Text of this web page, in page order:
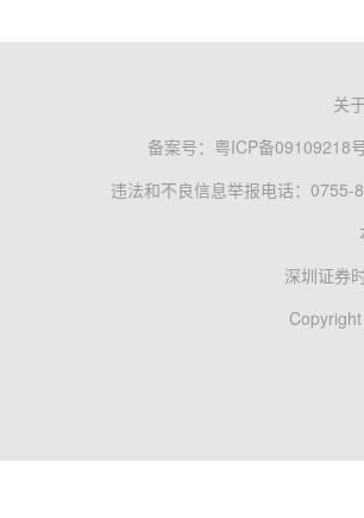
关
备案号： 粤ICP备09109218
违法和不良信息举报电话：0755-
深圳证券